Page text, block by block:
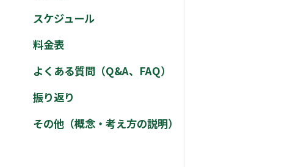
スケジュール
料金表
よくある質問（Q&A、FAQ）
振り返り
その他（概念・考え方の説明）